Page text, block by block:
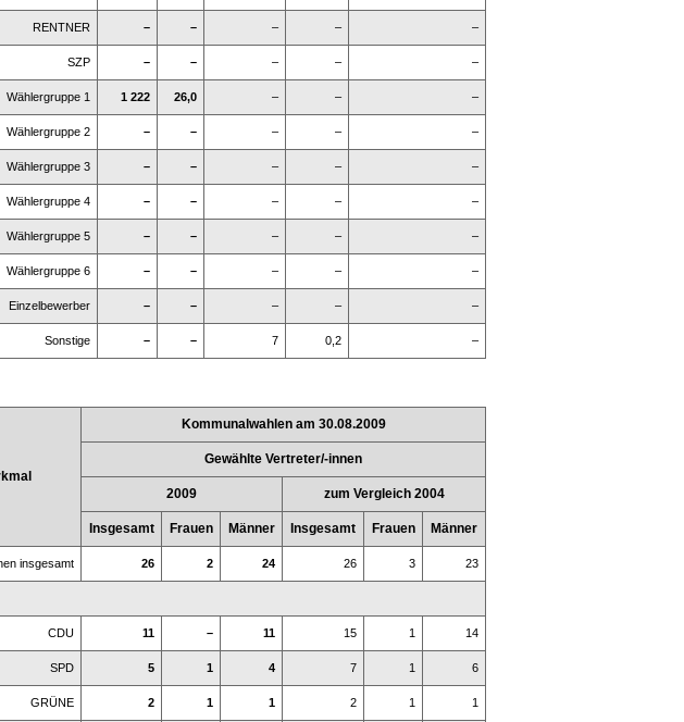
RENTNER – – – – –
SZP – – – – –
Wählergruppe 1 1 222 26,0 – – –
Wählergruppe 2 – – – – –
Wählergruppe 3 – – – – –
Wählergruppe 4 – – – – –
Wählergruppe 5 – – – – –
Wählergruppe 6 – – – – –
Einzelbewerber – – – – –
Sonstige – – 7 0,2 –
Kommunalwahlen am 30.08.2009
Gewählte Vertreter/-innen
2009 zum Vergleich 2004
Insgesamt Frauen Männer Insgesamt Frauen Männer
insgesamt 26 2 24 26 3 23
CDU 11 – 11 15 1 14
SPD 5 1 4 7 1 6
GRÜNE 2 1 1 2 1 1